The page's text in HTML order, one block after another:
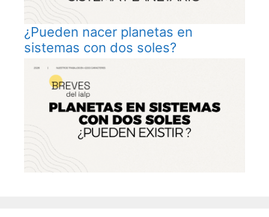
¿Pueden nacer planetas en
sistemas con dos soles?